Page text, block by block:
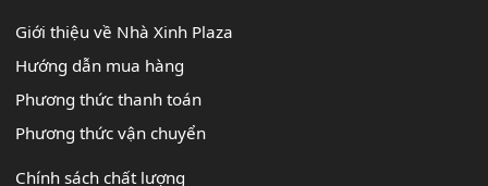
Giới thiệu về Nhà Xinh Plaza
Hướng dẫn mua hàng
Phương thức thanh toán
Phương thức vận chuyển
Chính sách chất lượng